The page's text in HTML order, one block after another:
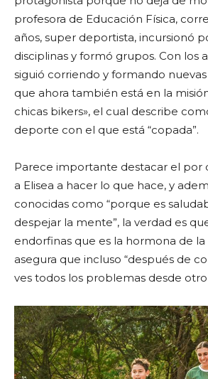
profesora de Educación Física,
años, super deportista, incursionó
disciplinas y formó grupos. Con los
siguió corriendo y formando nuevas
que ahora también está en la
chicas bikers», el cual describe
deporte con el que está “copada”.
Parece importante destacar el por
a Elisea a hacer lo que hace, y
conocidas como “porque es
despejar la mente”, la verdad es
endorfinas que es la hormona de la
asegura que incluso “después de
ves todos los problemas desde